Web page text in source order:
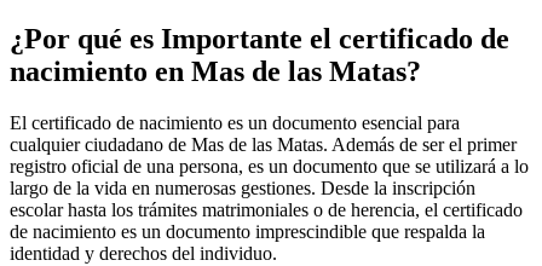
¿Por qué es Importante el certificado de
nacimiento en Mas de las Matas?
El certificado de nacimiento es un documento esencial para
cualquier ciudadano de Mas de las Matas. Además de ser el primer
registro oficial de una persona, es un documento que se utilizará a lo
largo de la vida en numerosas gestiones. Desde la inscripción
escolar hasta los trámites matrimoniales o de herencia, el certificado
de nacimiento es un documento imprescindible que respalda la
identidad y derechos del individuo.